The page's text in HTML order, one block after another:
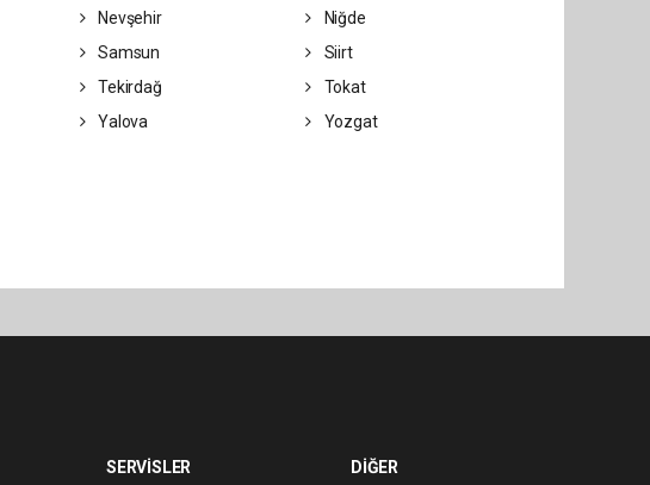
Nevşehir
Niğde
Samsun
Siirt
Tekirdağ
Tokat
Yalova
Yozgat
SERVİSLER DİĞER